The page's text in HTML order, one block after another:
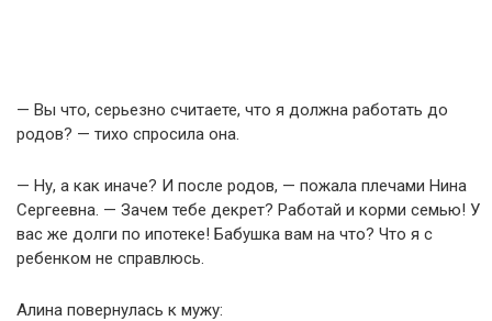
— Вы что, серьезно считаете, что я должна работать до
родов? — тихо спросила она.
— Ну, а как иначе? И после родов, — пожала плечами Нина
Сергеевна. — Зачем тебе декрет? Работай и корми семью! У
вас же долги по ипотеке! Бабушка вам на что? Что я с
ребенком не справлюсь.
Алина повернулась к мужу: